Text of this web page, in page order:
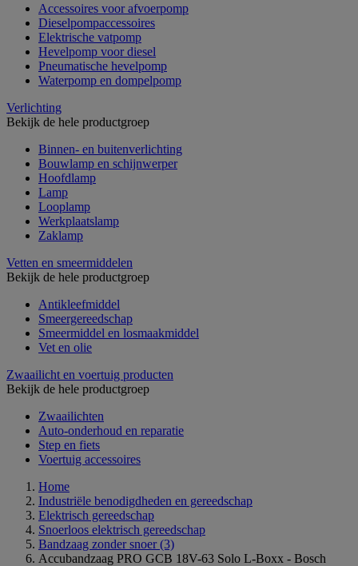
Accessoires voor afvoerpomp
Dieselpompaccessoires
Elektrische vatpomp
Hevelpomp voor diesel
Pneumatische hevelpomp
Waterpomp en dompelpomp
Verlichting
Bekijk de hele productgroep
Binnen- en buitenverlichting
Bouwlamp en schijnwerper
Hoofdlamp
Lamp
Looplamp
Werkplaatslamp
Zaklamp
Vetten en smeermiddelen
Bekijk de hele productgroep
Antikleefmiddel
Smeergereedschap
Smeermiddel en losmaakmiddel
Vet en olie
Zwaailicht en voertuig producten
Bekijk de hele productgroep
Zwaailichten
Auto-onderhoud en reparatie
Step en fiets
Voertuig accessoires
Home
Industriële benodigdheden en gereedschap
Elektrisch gereedschap
Snoerloos elektrisch gereedschap
Bandzaag zonder snoer (3)
Accubandzaag PRO GCB 18V-63 Solo L-Boxx - Bosch